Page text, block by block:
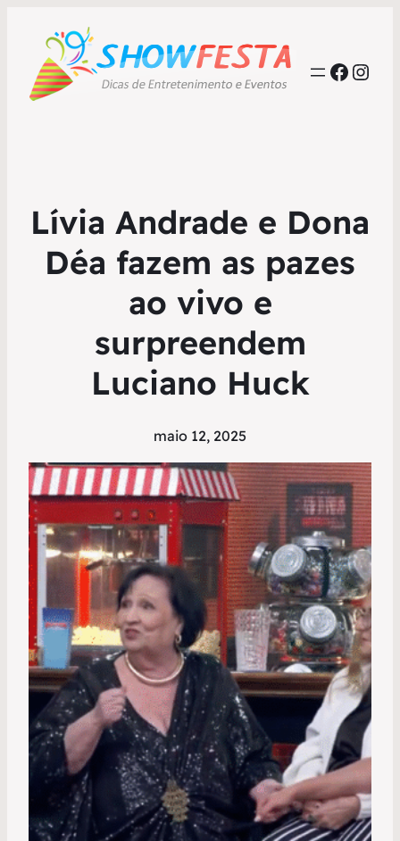
Lívia Andrade e Dona
Déa fazem as pazes
ao vivo e
surpreendem
Luciano Huck
maio 12, 2025